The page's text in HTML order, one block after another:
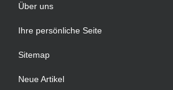
Über uns
Ihre persönliche Seite
Sitemap
Neue Artikel